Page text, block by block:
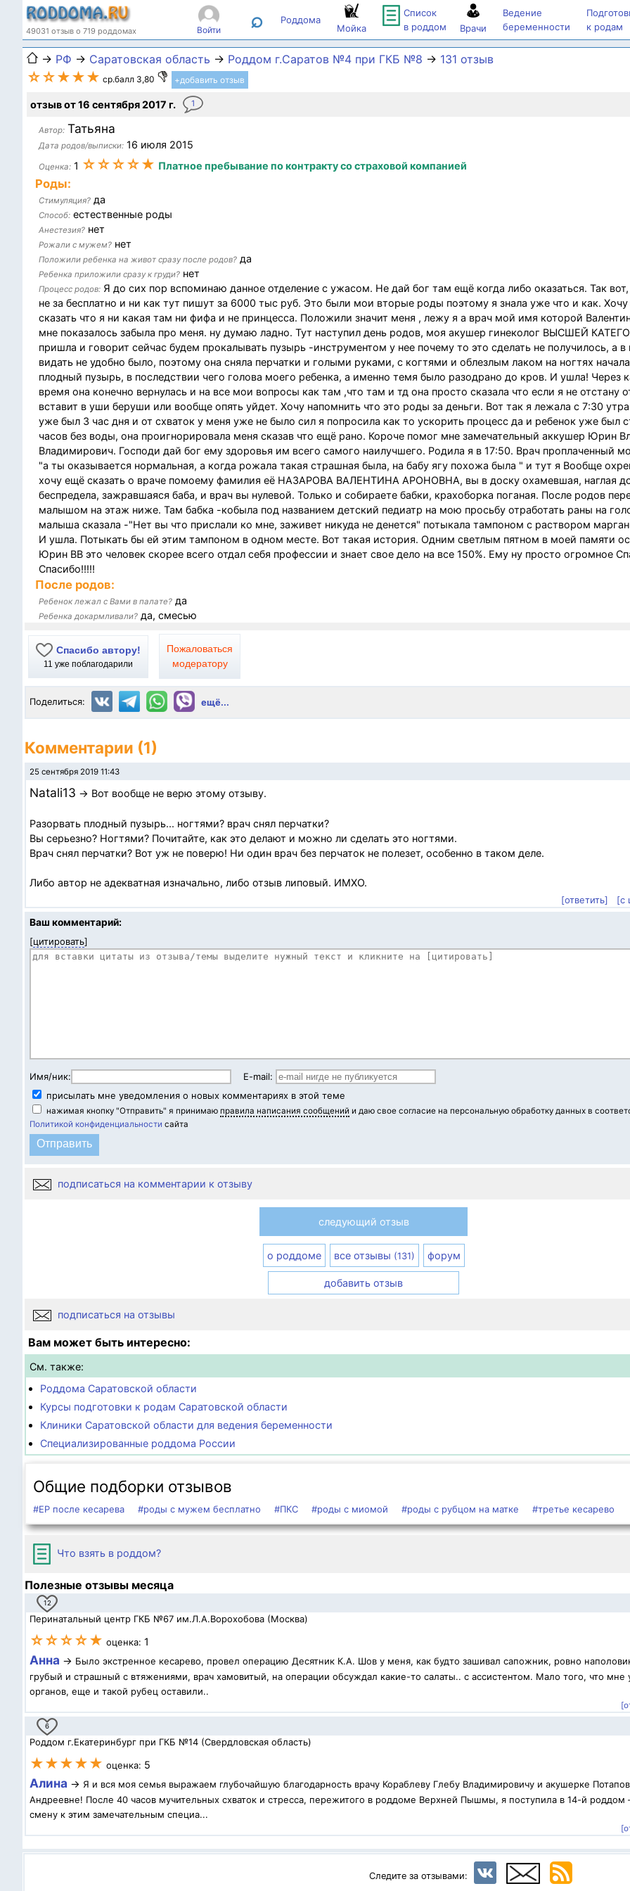
49031 отзыв о 719 роддомах Войти ⌕ Роддома
Мойка
Список
в роддом
Врачи
Ведение
беременности
к родам
→ РФ → Саратовская область → Роддом г.Саратов №4 при ГКБ №8 → 131 отзыв
☆☆★★★ ср.балл 3,80 +добавить отзыв
отзыв от 16 сентября 2017 г. 1
Автор: Татьяна
Дата родов/выписки: 16 июля 2015
Оценка: 1 ☆☆☆☆★ Платное пребывание по контракту со страховой компанией
Роды:
Стимуляция? да
Способ: естественные роды
Анестезия? нет
Рожали с мужем? нет
Положили ребенка на живот сразу после родов? да
Ребенка приложили сразу к груди? нет
Процесс родов: Я до сих пор вспоминаю данное отделение с ужасом. Не дай бог там ещё когда либо оказаться. Так
не за бесплатно и ни как тут пишут за 6000 тыс руб. Это были мои вторые роды поэтому я знала уже что и как. Хочу
сказать что я ни какая там ни фифа и не принцесса. Положили значит меня , лежу я а врач мой имя которой
мне показалось забыла про меня. ну думаю ладно. Тут наступил день родов, моя акушер гинеколог ВЫСШЕЙ
пришла и говорит сейчас будем прокалывать пузырь -инструментом у нее почему то это сделать не получилось, а в
видать не удобно было, поэтому она сняла перчатки и голыми руками, с когтями и облезлым лаком на ногтях
плодный пузырь, в последствии чего голова моего ребенка, а именно темя было разодрано до кров. И ушла! Через
время она конечно вернулась и на все мои вопросы как там ,что там и тд она просто сказала что если я не отстану
вставит в уши беруши или вообще опять уйдет. Хочу напомнить что это роды за деньги. Вот так я лежала с 7:30 утра
уже был 3 час дня и от схваток у меня уже не было сил я попросила как то ускорить процесс да и ребенок уже был
часов без воды, она проигнорировала меня сказав что ещё рано. Короче помог мне замечательный аккушер Юрин
Владимирович. Господи дай бог ему здоровья им всего самого наилучшего. Родила я в 17:50. Врач проплаченный
"а ты оказывается нормальная, а когда рожала такая страшная была, на бабу ягу похожа была " и тут я Вообще
хочу ещё сказать о враче помоему фамилия её НАЗАРОВА ВАЛЕНТИНА АРОНОВНА, вы в доску охамевшая, наглая
беспредела, зажравшаяся баба, и врач вы нулевой. Только и собираете бабки, крахоборка поганая. После родов
малышом на этаж ниже. Там бабка -кобыла под названием детский педиатр на мою просьбу отработать раны на
малыша сказала -"Нет вы что прислали ко мне, заживет никуда не денется" потыкала тампоном с раствором
И ушла. Потыкать бы ей этим тампоном в одном месте. Вот такая история. Одним светлым пятном в моей памяти
Юрин ВВ это человек скорее всего отдал себя профессии и знает свое дело на все 150%. Ему ну просто огромное
Спасибо!!!!!
После родов:
Ребенок лежал с Вами в палате? да
Ребенка докармливали? да, смесью
Спасибо автору!
11 уже поблагодарили
Пожаловаться
модератору
Поделиться: ещё...
Комментарии (1)
25 сентября 2019 11:43
Natali13 → Вот вообще не верю этому отзыву.
Разорвать плодный пузырь... ногтями? врач снял перчатки?
Вы серьезно? Ногтями? Почитайте, как это делают и можно ли сделать это ногтями.
Врач снял перчатки? Вот уж не поверю! Ни один врач без перчаток не полезет, особенно в таком деле.
Либо автор не адекватная изначально, либо отзыв липовый. ИМХО.
[ответить]
[с
Ваш комментарий:
[цитировать]
Имя/ник:
E-mail:
присылать мне уведомления о новых комментариях в этой теме
нажимая кнопку "Отправить" я принимаю правила написания сообщений и даю свое согласие на персональную обработку данных в
Политикой конфиденциальности сайта
подписаться на комментарии к отзыву
следующий отзыв
о роддоме все отзывы (131) форум
добавить отзыв
подписаться на отзывы
Вам может быть интересно:
См. также:
Роддома Саратовской области
Курсы подготовки к родам Саратовской области
Клиники Саратовской области для ведения беременности
Специализированные роддома России
Общие подборки отзывов
#ЕР после кесарева #роды с мужем бесплатно #ПКС #роды с миомой #роды с рубцом на матке #третье кесарево
Что взять в роддом?
Полезные отзывы месяца
12
Перинатальный центр ГКБ №67 им.Л.А.Ворохобова (Москва)
☆☆☆☆★ оценка: 1
Анна → Было экстренное кесарево, провел операцию Десятник К.А. Шов у меня, как будто зашивал сапожник, ровно
грубый и страшный с втяжениями, врач хамовитый, на операции обсуждал какие-то салаты.. с ассистентом. Мало того, что мне
органов, еще и такой рубец оставили..
6
Роддом г.Екатеринбург при ГКБ №14 (Свердловская область)
★★★★★ оценка: 5
Алина → Я и вся моя семья выражаем глубочайшую благодарность врачу Кораблеву Глебу Владимировичу и акушерке
Андреевне! После 40 часов мучительных схваток и стресса, пережитого в роддоме Верхней Пышмы, я поступила в 14-й
смену к этим замечательным специа...
Следите за отзывами: